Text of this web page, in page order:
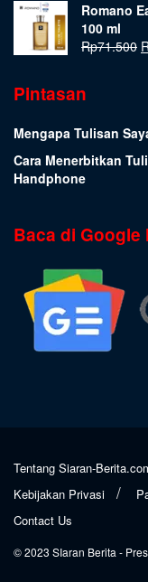
Romano
100 ml
Rp71.500
Pintasan
Mengapa Tulisan
Cara Menerbitkan
Handphone
Baca di Google
Tentang Siaran-
Kebijakan Privasi
Contact Us
© 2023 SIaran Berita-